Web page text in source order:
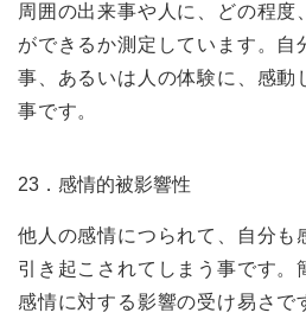
周囲の出来事や人に、どの程度
ができるか測定しています。自
事、あるいは人の体験に、感動
事です。
23．感情的被影響性
他人の感情につられて、自分も
引き起こされてしまう事です。
感情に対する影響の受け易さで